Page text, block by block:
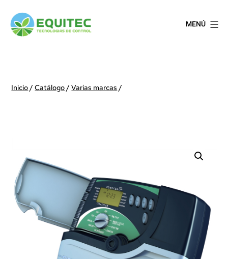
contenido
MENÚ
Inicio/Catálogo/Varias marcas /